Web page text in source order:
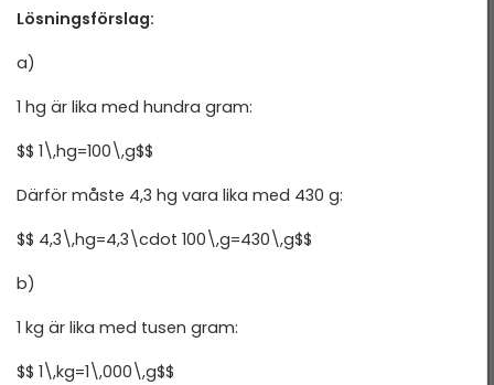
Lösningsförslag:
a)
1 hg är lika med hundra gram:
$$ 1\,hg=100\,g$$
Därför måste 4,3 hg vara lika med 430 g:
$$ 4,3\,hg=4,3\cdot 100\,g=430\,g$$
b)
1 kg är lika med tusen gram:
$$ 1\,kg=1\,000\,g$$